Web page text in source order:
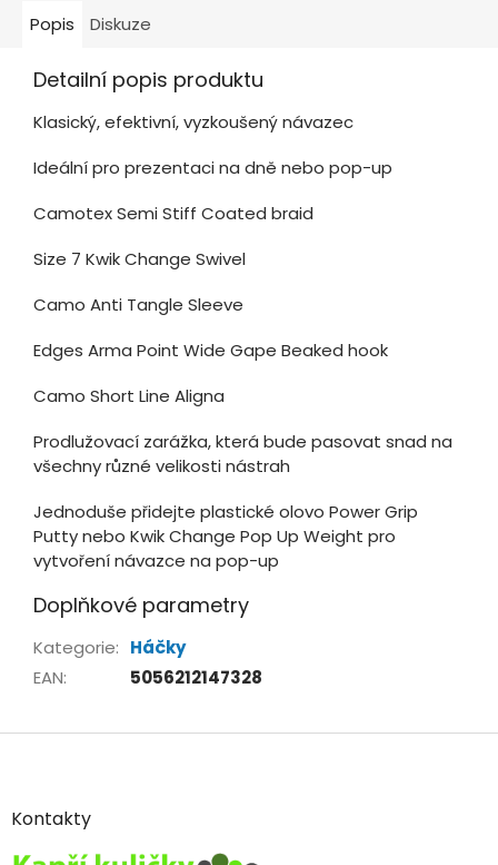
Popis Diskuze
Detailní popis produktu
Klasický, efektivní, vyzkoušený návazec
Ideální pro prezentaci na dně nebo pop-up
Camotex Semi Stiff Coated braid
Size 7 Kwik Change Swivel
Camo Anti Tangle Sleeve
Edges Arma Point Wide Gape Beaked hook
Camo Short Line Aligna
Prodlužovací zarážka, která bude pasovat snad na
všechny různé velikosti nástrah
Jednoduše přidejte plastické olovo Power Grip
Putty nebo Kwik Change Pop Up Weight pro
vytvoření návazce na pop-up
Doplňkové parametry
Kategorie: Háčky
EAN: 5056212147328
Z
aKontakty